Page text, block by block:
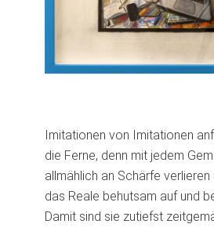
Imitationen von Imitationen
die Ferne, denn mit jedem
allmählich an Schärfe
das Reale behutsam auf und
Damit sind sie zutiefst